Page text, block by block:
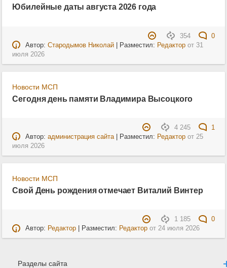
Юбилейные даты августа 2026 года
354
0
Автор: Стародымов Николай| Разместил: Редакторот 31
июля 2026
Новости МСП
Сегодня день памяти Владимира Высоцкого
4 245
1
Автор: администрация сайта| Разместил: Редакторот 25
июля 2026
Новости МСП
Свой День рождения отмечает Виталий Винтер
1 185
0
Автор: Редактор| Разместил: Редакторот 24 июля 2026
Разделы сайта